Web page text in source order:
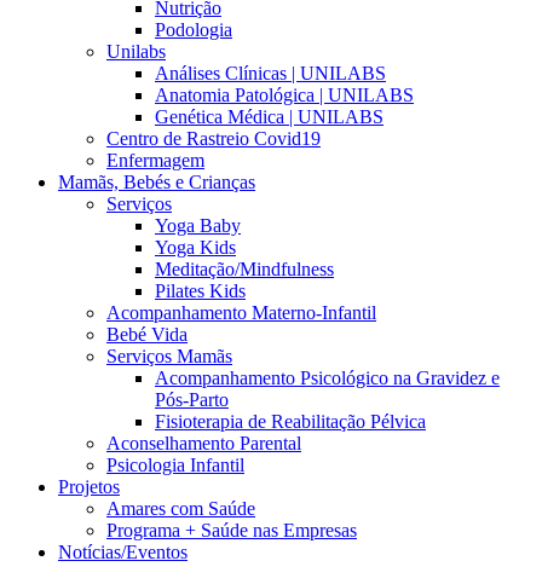
Nutrição
Podologia
Unilabs
Análises Clínicas | UNILABS
Anatomia Patológica | UNILABS
Genética Médica | UNILABS
Centro de Rastreio Covid19
Enfermagem
Mamãs, Bebés e Crianças
Serviços
Yoga Baby
Yoga Kids
Meditação/Mindfulness
Pilates Kids
Acompanhamento Materno-Infantil
Bebé Vida
Serviços Mamãs
Acompanhamento Psicológico na Gravidez e
Pós-Parto
Fisioterapia de Reabilitação Pélvica
Aconselhamento Parental
Psicologia Infantil
Projetos
Amares com Saúde
Programa + Saúde nas Empresas
Notícias/Eventos